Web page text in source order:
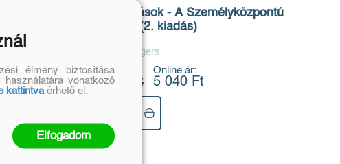
Találkozások - A Személyközpontú
Csoport (2. kiadás)
Carl R. Rogers
Eredeti ár:
6 000 Ft
Online ár:
5 040 Ft
élmény biztosítása
vonatkozó
kattintvaérhető el.
Elfogadom